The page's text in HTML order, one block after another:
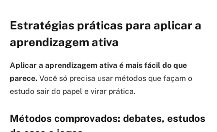
Estratégias práticas para aplicar a
aprendizagem ativa
Aplicar a aprendizagem ativa é mais fácil do que
parece. Você só precisa usar métodos que façam o
estudo sair do papel e virar prática.
Métodos comprovados: debates, estudos